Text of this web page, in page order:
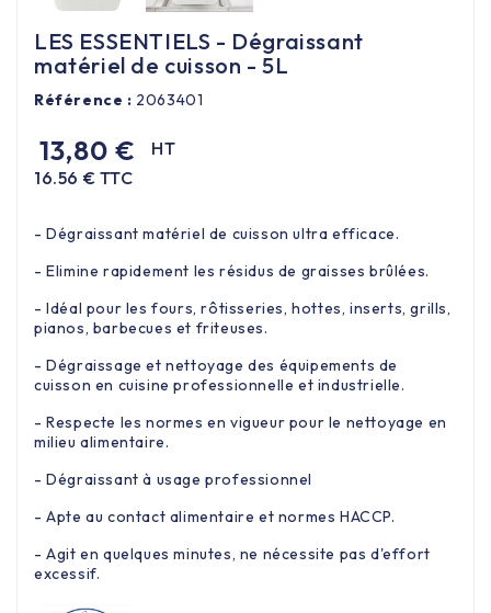
LES ESSENTIELS - Dégraissant
matériel de cuisson - 5L
Référence : 2063401
13,80 €
HT
16.56 € TTC
- Dégraissant matériel de cuisson ultra efficace.
- Elimine rapidement les résidus de graisses brûlées.
- Idéal pour les fours, rôtisseries, hottes, inserts, grills,
pianos, barbecues et friteuses.
- Dégraissage et nettoyage des équipements de
cuisson en cuisine professionnelle et industrielle.
- Respecte les normes en vigueur pour le nettoyage en
milieu alimentaire.
- Dégraissant à usage professionnel
- Apte au contact alimentaire et normes HACCP.
- Agit en quelques minutes, ne nécessite pas d'effort
excessif.